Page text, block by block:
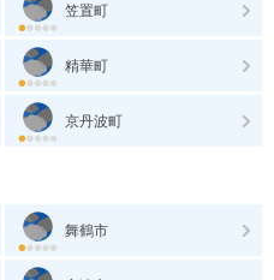
笠置町
精華町
京丹波町
舞鶴市